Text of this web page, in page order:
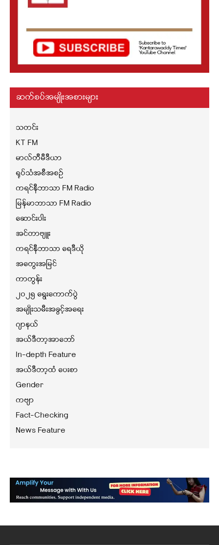
ဆက်စပ်အမျိုးအစားများ
သတင်း
KT FM
မာလ်တီမီဒီယာ
ရုပ်သံအစီအစဉ်
ကရင်နီဘာသာ FM Radio
မြန်မာဘာသာ FM Radio
ဆောင်းပါး
အင်တာဗျူး
ကရင်နီဘာသာ ရေဒီယို
အတွေးအမြင်
ကာတွန်း
၂၀၂၅ ရွေးကောက်ပွဲ
အမျိုးသမီးအခွင့်အရေး
ဂျာနယ်
အယ်ဒီတာ့အာဘော်
In-depth Feature
အယ်ဒီတာ့ထံ ပေးစာ
Gender
ကဗျာ
Fact-Checking
News Feature